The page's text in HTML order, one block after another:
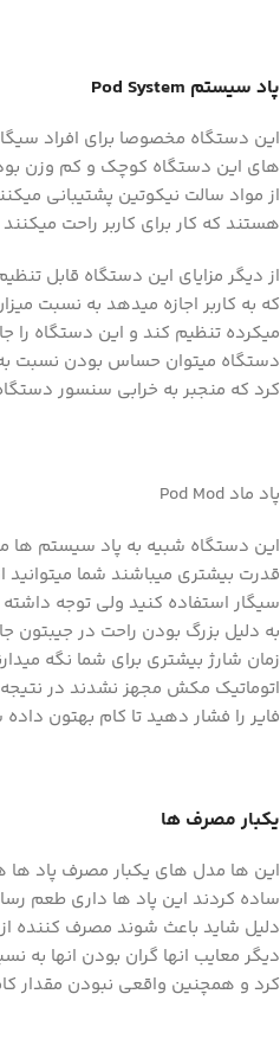
‌پاد سیستم Pod System
این دستگاه مخصوصا برای افراد
های این دستگاه کوچک و کم وزن
از مواد سالت نیکوتین پشتیبانی
هستند که کار برای کاربر راحت میکنند
از دیگر مزایای این دستگاه قابل
که به کاربر اجازه میدهد به نسبت
میکرده تنظیم کند و این دستگاه را
دستگاه میتوان حساس بودن نسبت
کرد که منجبر به خرابی سنسور
پاد ماد Pod Mod
این دستگاه شبیه به پاد سیستم ها
قدرت بیشتری میباشند شما
سیگار استفاده کنید ولی توجه
به دلیل بزرگ بودن راحت در
زمان شارژ بیشتری برای شما نگه
اتوماتیک مکش مجهز نشدند در نتیجه
فایر را فشار دهید تا کام بهتون
یکبار مصرف ها
این ها مدل های یکبار مصرف پاد ها
ساده کردند این پاد ها داری طعم
دلیل شاید باعث شوند مصرف کننده
دیگر معایب انها گران بودن انها به
کرد و همچنین واقعی نبودن